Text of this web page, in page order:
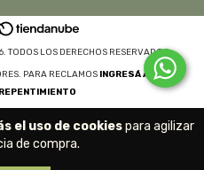
el uso de cookiespara agilizar
de compra.
TODOS LOS DERECHOS RESERVADOS.
PARA RECLAMOS INGRESÁ ACÁ.